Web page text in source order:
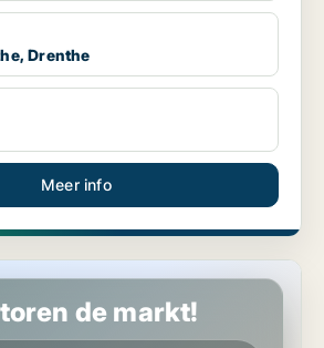
Drenthe
Meer info
Drenthe
de markt!